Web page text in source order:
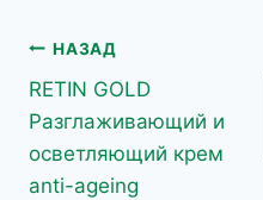
Навигация
по
записям
НАЗАД
RETIN GOLD
Разглаживающий и
осветляющий крем
anti-ageing